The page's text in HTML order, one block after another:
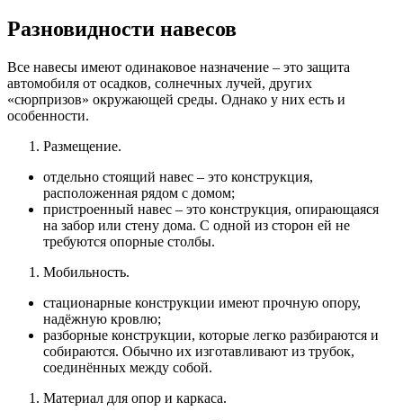
Разновидности навесов
Все навесы имеют одинаковое назначение – это защита
автомобиля от осадков, солнечных лучей, других
«сюрпризов» окружающей среды. Однако у них есть и
особенности.
Размещение.
отдельно стоящий навес – это конструкция,
расположенная рядом с домом;
пристроенный навес – это конструкция, опирающаяся
на забор или стену дома. С одной из сторон ей не
требуются опорные столбы.
Мобильность.
стационарные конструкции имеют прочную опору,
надёжную кровлю;
разборные конструкции, которые легко разбираются и
собираются. Обычно их изготавливают из трубок,
соединённых между собой.
Материал для опор и каркаса.